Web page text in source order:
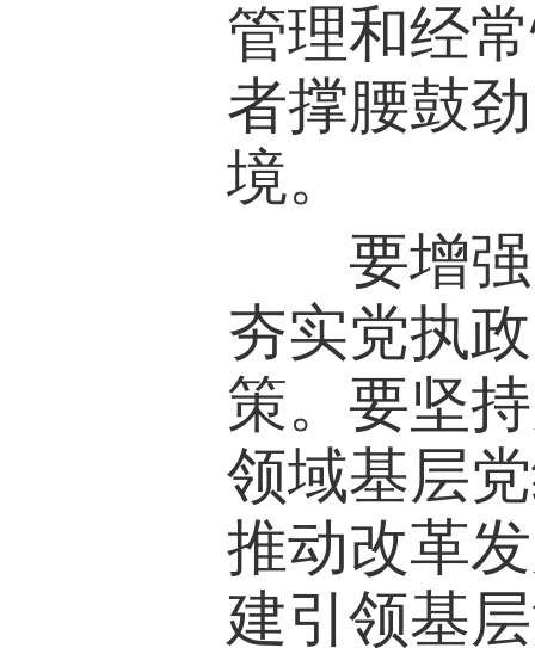
管理和经
者撑腰鼓
境。
要增强
夯实党执
策。要坚
领域基层
推动改革
建引领基